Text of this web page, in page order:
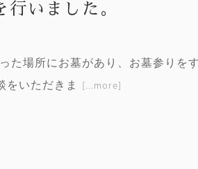
行いました。
た場所にお墓があり、お墓参りを
をいただきま
[...more]